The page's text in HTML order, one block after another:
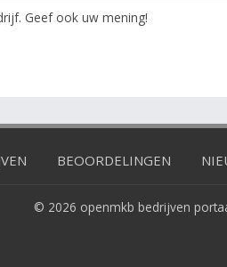
Geef ook uw mening!
BEOORDELINGEN
© 2026 openmkb bedrijven